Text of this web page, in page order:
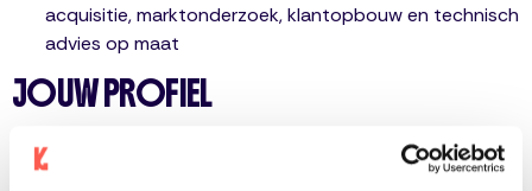
acquisitie, marktonderzoek, klantopbouw en technisch
advies op maat
JOUW PROFIEL
Bachelor of master in elektromechanica, elektronica of
automatisering (of gelijkwaardig)